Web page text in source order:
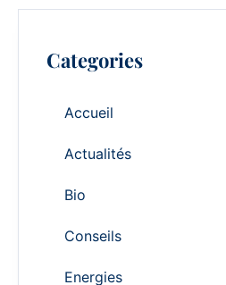
Categories
Accueil
Actualités
Bio
Conseils
Energies